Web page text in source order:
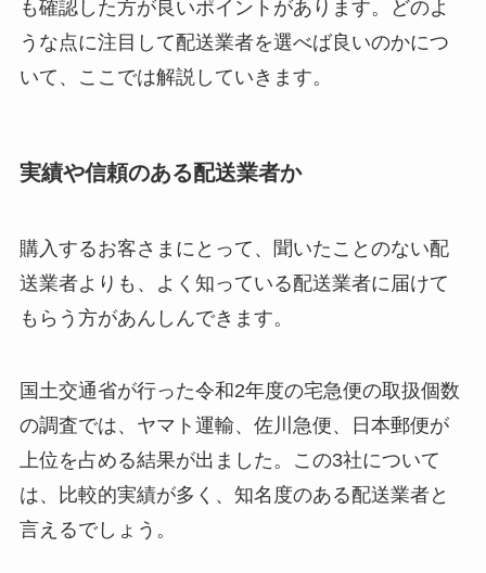
も確認した方が良いポイントがあります。どのよ
うな点に注目して配送業者を選べば良いのかにつ
いて、ここでは解説していきます。
実績や信頼のある配送業者か
購入するお客さまにとって、聞いたことのない配
送業者よりも、よく知っている配送業者に届けて
もらう方があんしんできます。
国土交通省が行った令和2年度の宅急便の取扱個数
の調査では、ヤマト運輸、佐川急便、日本郵便が
上位を占める結果が出ました。この3社について
は、比較的実績が多く、知名度のある配送業者と
言えるでしょう。